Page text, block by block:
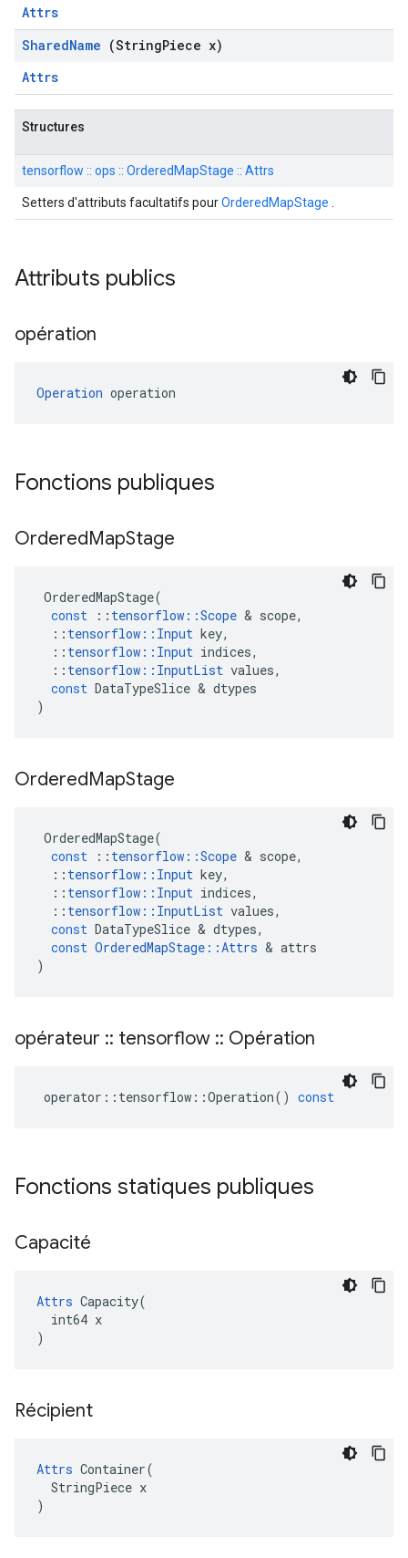
Attrs
SharedName (StringPiece x)
Attrs
Structures
tensorflow :: ops :: OrderedMapStage :: Attrs
Setters d'attributs facultatifs pourOrderedMapStage
Attributs publics
opération
Operation operation
Fonctions publiques
OrderedMapStage
OrderedMapStage(
const
:: tensorflow ::Scope & scope,
:: tensorflow :: Input key,
:: tensorflow :: Input indices,
:: tensorflow :: InputList values,
const DataTypeSlice & dtypes
)
OrderedMapStage
OrderedMapStage(
const
:: tensorflow ::Scope & scope,
:: tensorflow :: Input key,
:: tensorflow :: Input indices,
:: tensorflow :: InputList values,
const DataTypeSlice & dtypes,
const OrderedMapStage ::Attrs & attrs
)
opérateur :: tensorflow :: Opération
operator :: tensorflow ::Operation() const
Fonctions statiques publiques
Capacité
Attrs Capacity(
  int64 x
)
Récipient
Attrs Container(
  StringPiece x
)